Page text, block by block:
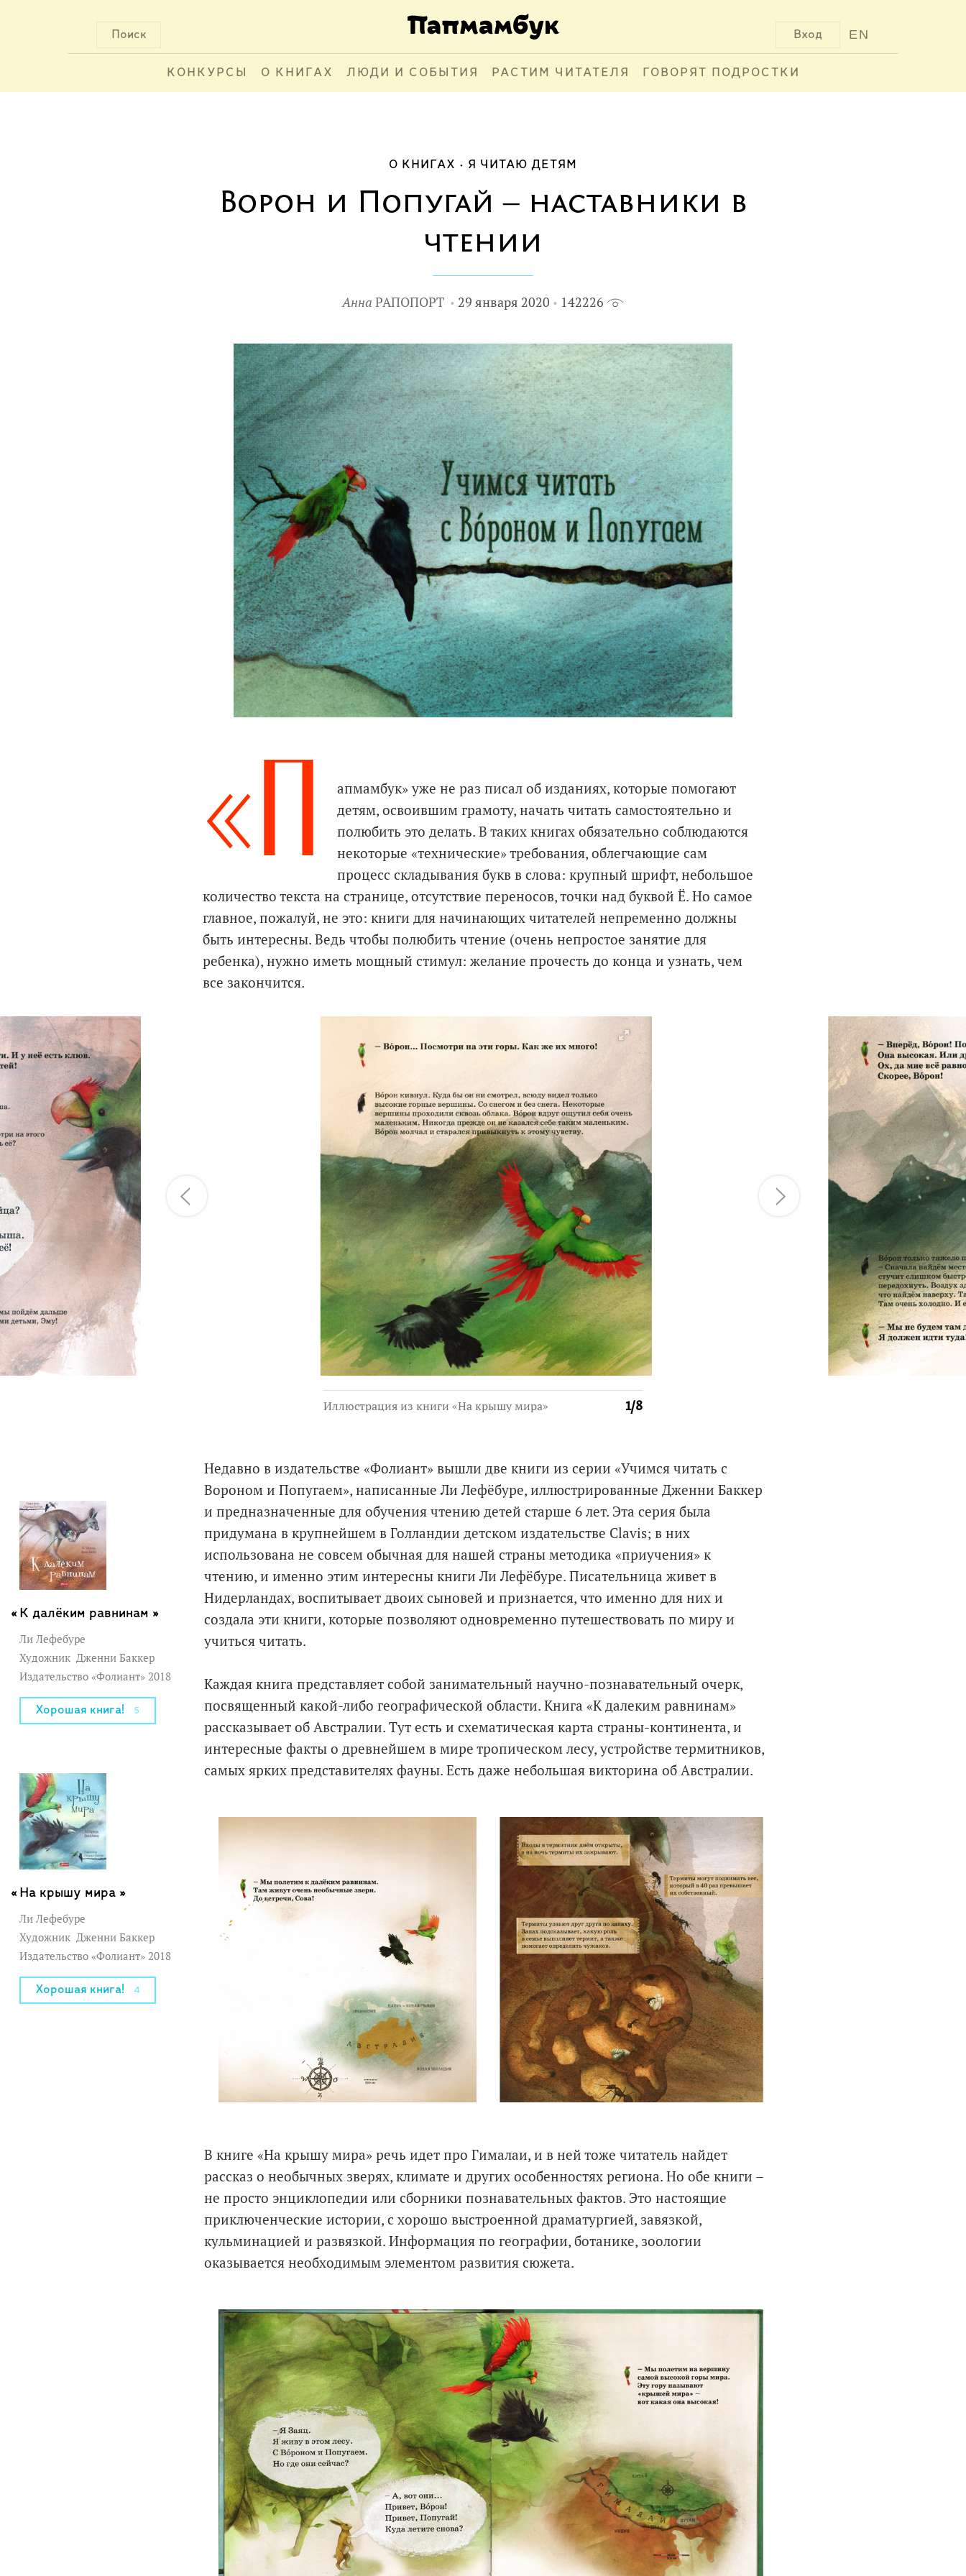
Поиск EN
Вход
КОНКУРСЫ О КНИГАХ ЛЮДИ И СОБЫТИЯ РАСТИМ ЧИТАТЕЛЯ ГОВОРЯТ ПОДРОСТКИ
О КНИГАХ Я ЧИТАЮ ДЕТЯМ
Ворон и Попугай ‒ наставники в
чтении
Анна РАПОПОРТ 29 января 2020 142226
«П
апмамбук» уже не раз писал об изданиях, которые помогают
детям, освоившим грамоту, начать читать самостоятельно и
полюбить это делать. В таких книгах обязательно соблюдаются
некоторые «технические» требования, облегчающие сам
процесс складывания букв в слова: крупный шрифт, небольшое
количество текста на странице, отсутствие переносов, точки над буквой Ё. Но самое
главное, пожалуй, не это: книги для начинающих читателей непременно должны
быть интересны. Ведь чтобы полюбить чтение (очень непростое занятие для
ребенка), нужно иметь мощный стимул: желание прочесть до конца и узнать, чем
все закончится.
1/8
Иллюстрация из книги «На крышу мира»
К далёким равнинам »
Ли Лефебуре
Художник Дженни Баккер
Издательство «Фолиант» 2018
Хорошая книга! 5
На крышу мира »
Ли Лефебуре
Художник Дженни Баккер
Издательство «Фолиант» 2018
Хорошая книга! 4
Недавно в издательстве «Фолиант» вышли две книги из серии «Учимся читать с
Вороном и Попугаем», написанные Ли Лефёбуре, иллюстрированные Дженни Баккер
и предназначенные для обучения чтению детей старше 6 лет. Эта серия была
придумана в крупнейшем в Голландии детском издательстве Clavis; в них
использована не совсем обычная для нашей страны методика «приучения» к
чтению, и именно этим интересны книги Ли Лефёбуре. Писательница живет в
Нидерландах, воспитывает двоих сыновей и признается, что именно для них и
создала эти книги, которые позволяют одновременно путешествовать по миру и
учиться читать.
Каждая книга представляет собой занимательный научно-познавательный очерк,
посвященный какой-либо географической области. Книга «К далеким равнинам»
рассказывает об Австралии. Тут есть и схематическая карта страны-континента, и
интересные факты о древнейшем в мире тропическом лесу, устройстве термитников,
самых ярких представителях фауны. Есть даже небольшая викторина об Австралии.
В книге «На крышу мира» речь идет про Гималаи, и в ней тоже читатель найдет
рассказ о необычных зверях, климате и других особенностях региона. Но обе книги –
не просто энциклопедии или сборники познавательных фактов. Это настоящие
приключенческие истории, с хорошо выстроенной драматургией, завязкой,
кульминацией и развязкой. Информация по географии, ботанике, зоологии
оказывается необходимым элементом развития сюжета.